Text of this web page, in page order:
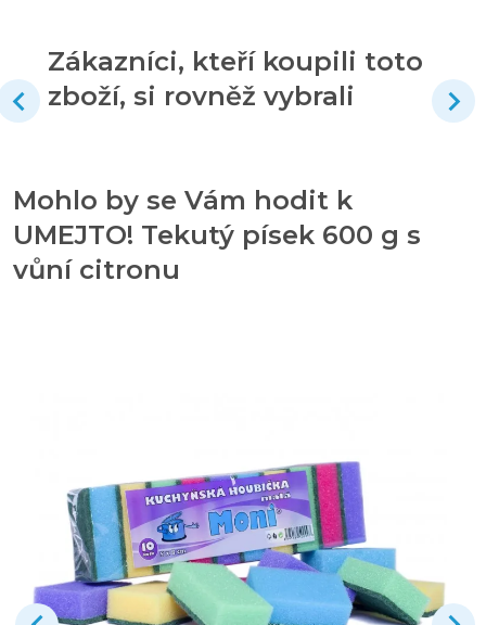
Zákazníci, kteří koupili toto
zboží, si rovněž vybrali
Mohlo by se Vám hodit k
UMEJTO! Tekutý písek 600 g s
vůní citronu